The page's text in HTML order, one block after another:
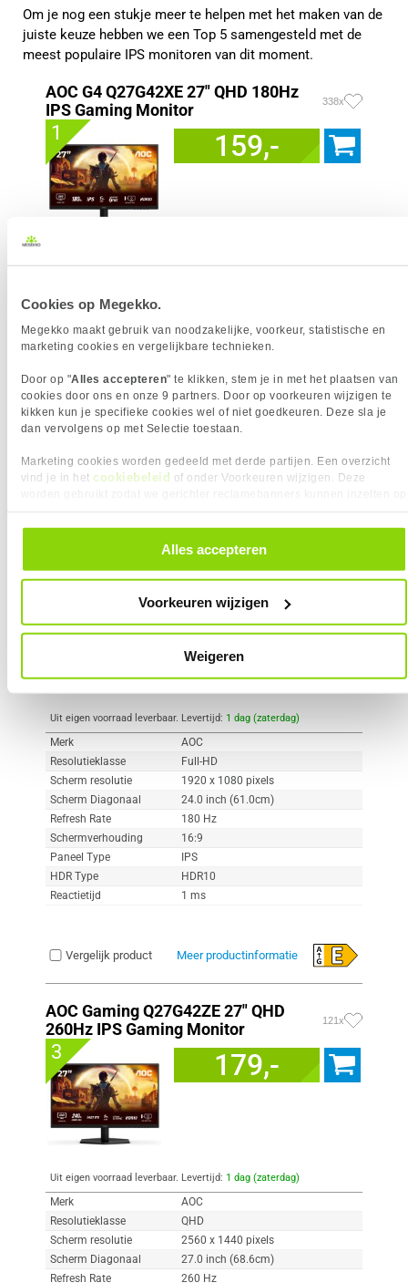
Cookies op Megekko.
Megekko maakt gebruik van noodzakelijke, voorkeur, statistische en
marketing cookies en vergelijkbare technieken.
Door op "Alles accepteren" te klikken, stem je in met het plaatsen van
cookies door ons en onze 9 partners. Door op voorkeuren wijzigen te
kikken kun je specifieke cookies wel of niet goedkeuren. Deze sla je
dan vervolgens op met Selectie toestaan.
Marketing cookies worden gedeeld met derde partijen. Een overzicht
vind je in het cookiebeleid of onder Voorkeuren wijzigen. Deze
alle cookies. Je kunt je gegeven toestemming altijd intrekken, dit doe je
door in de footer van onze website te klikken op ‘Cookievoorkeuren’
Alles accepteren
Voorkeuren wijzigen
Weigeren
Om je nog een stukje meer te helpen met het maken van de
juiste keuze hebben we een Top 5 samengesteld met de
meest populaire IPS monitoren van dit moment.
AOC G4 Q27G42XE 27" QHD 180Hz
IPS Gaming Monitor
338x
1 159,-
Resolutieklasse
Scherm Diagonaal
27.0 inch (68.6cm)
Schermverhouding
16:9
Paneel Type
IPS
HDR Type
HDR10
Reactietijd
1 ms
AOC C24G42E 24" Full-HD 180Hz
IPS Gaming Monitor
109,-
Uit eigen voorraad leverbaar. Levertijd: 1 dag (zaterdag)
Merk
AOC
Resolutieklasse
Full-HD
Scherm resolutie
1920 x 1080 pixels
Scherm Diagonaal
24.0 inch (61.0cm)
Refresh Rate
180 Hz
Schermverhouding
16:9
Paneel Type
IPS
HDR Type
HDR10
Reactietijd
1 ms
Vergelijk product Meer productinformatie
AOC Gaming Q27G42ZE 27" QHD
260Hz IPS Gaming Monitor
121x
3 179,-
Uit eigen voorraad leverbaar. Levertijd: 1 dag (zaterdag)
Merk
AOC
Resolutieklasse
QHD
Scherm resolutie
2560 x 1440 pixels
Scherm Diagonaal
27.0 inch (68.6cm)
Refresh Rate
260 Hz